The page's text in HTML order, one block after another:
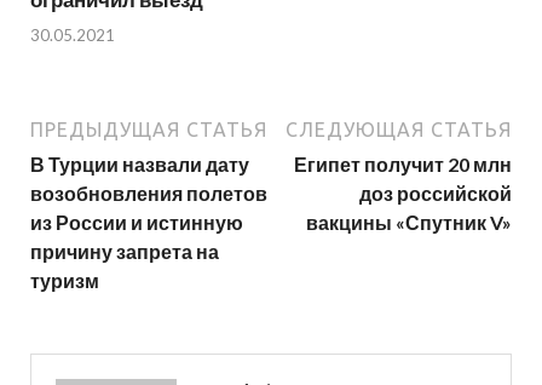
30.05.2021
ПРЕДЫДУЩАЯ СТАТЬЯ
В Турции назвали дату
возобновления полетов
из России и истинную
причину запрета на
туризм
СЛЕДУЮЩАЯ СТАТЬЯ
Египет получит 20 млн
доз российской
вакцины «Спутник V»